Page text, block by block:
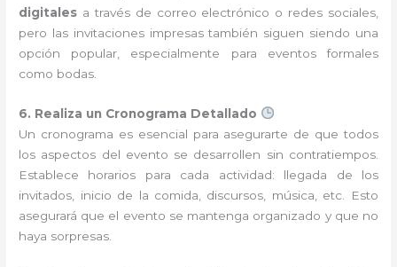
digitales a través de correo electrónico o redes sociales,
pero las invitaciones impresas también siguen siendo una
opción popular, especialmente para eventos formales
como bodas.
6. Realiza un Cronograma Detallado
Un cronograma es esencial para asegurarte de que todos
los aspectos del evento se desarrollen sin contratiempos.
Establece horarios para cada actividad: llegada de los
invitados, inicio de la comida, discursos, música, etc. Esto
asegurará que el evento se mantenga organizado y que no
haya sorpresas.